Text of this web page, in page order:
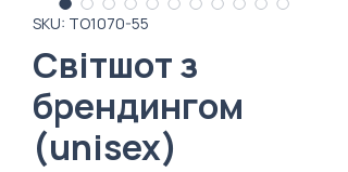
SKU: ТО1070-55
Світшот з
брендингом
(unisex)